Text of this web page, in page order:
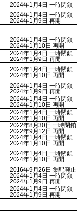
2024年1月4日 一時閉鎖
2024年1月4日 一時閉鎖
2024年1月9日 再開
2024年1月4日 一時閉鎖
2024年1月10日 再開
2024年1月4日 一時閉鎖
2024年1月9日 再開
2024年1月4日 一時閉鎖
2024年1月10日 再開
2024年1月4日 一時閉鎖
2024年1月9日 再開
2024年1月4日 一時閉鎖
2024年1月10日 再開
2024年1月4日 一時閉鎖
2024年1月10日 再開
2022年8月30日 一時閉鎖
2022年9月12日 再開
2024年1月4日 一時閉鎖
2024年1月10日 再開
2024年1月4日 一時閉鎖
2024年1月10日 再開
2016年9月26日 集配廃止
2024年1月4日 一時閉鎖
2024年1月9日 再開
2024年1月4日 一時閉鎖
2024年1月9日 再開